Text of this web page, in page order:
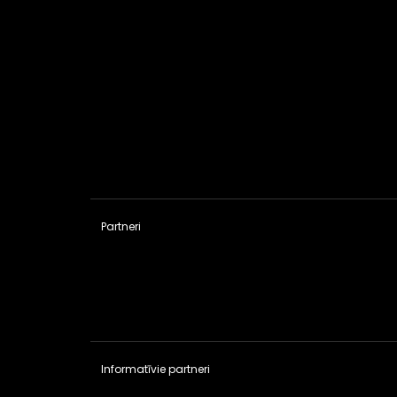
Partneri
Informatīvie partneri